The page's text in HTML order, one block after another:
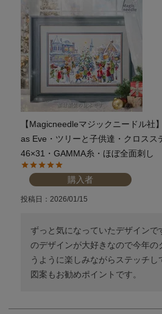
【Magicneedleマジックニードル社
as Eve・ツリーと子供達・クロスス
46×31・GAMMA糸・ほぼ全面刺し
購入者
投稿日 2026/01/15
ずっと気になっていたデザインで
のデザインが大好きなので今年の
うように楽しみながらステッチし
図案もお勧めポイントです。